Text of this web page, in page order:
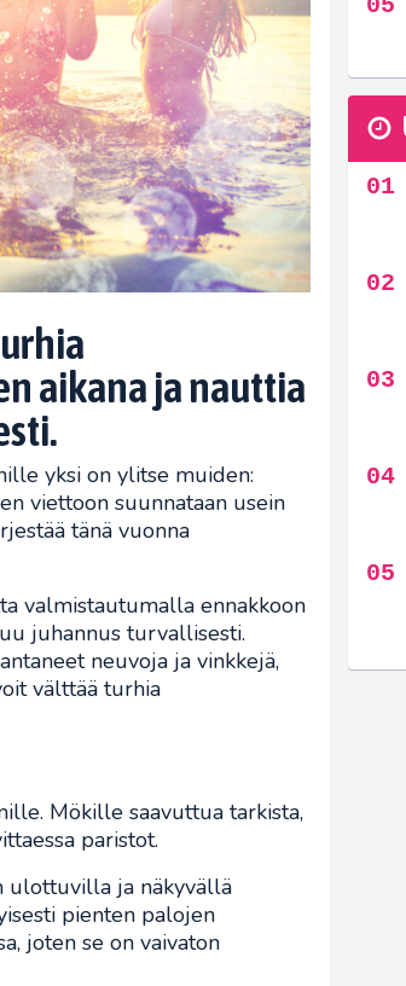
aikana ja nauttia
yksi on ylitse muiden:
viettoon suunnataan usein
tänä vuonna
valmistautumalla ennakkoon
juhannus turvallisesti.
neuvoja ja vinkkejä,
välttää turhia
Mökille saavuttua tarkista,
paristot.
ulottuvilla ja näkyvällä
pienten palojen
joten se on vaivaton